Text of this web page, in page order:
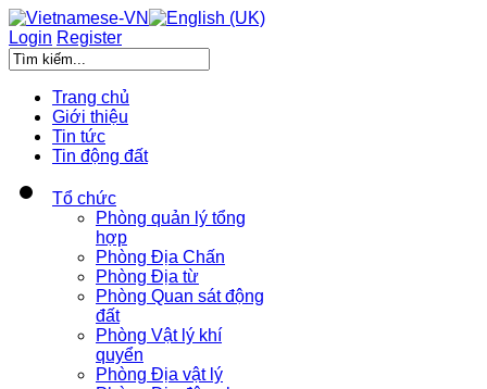
Login Register
Trang chủ
Giới thiệu
Tin tức
Tin động đất
Tổ chức
Phòng quản lý tổng
hợp
Phòng Địa Chấn
Phòng Địa từ
Phòng Quan sát động
đất
Phòng Vật lý khí
quyển
Phòng Địa vật lý